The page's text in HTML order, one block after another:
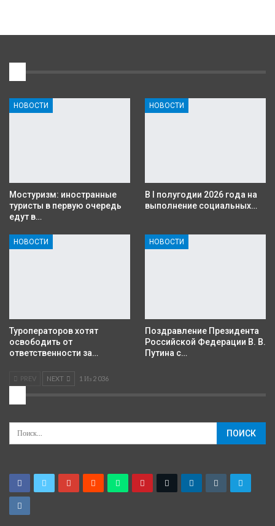
НОВОСТИ
Мостуризм: иностранные
туристы в первую очередь
едут в…
НОВОСТИ
В I полугодии 2026 года на
выполнение социальных…
НОВОСТИ
Туроператоров хотят
освободить от
ответственности за…
НОВОСТИ
Поздравление Президента
Российской Федерации В. В.
Путина с…
PREV NEXT 1 Из 2 036